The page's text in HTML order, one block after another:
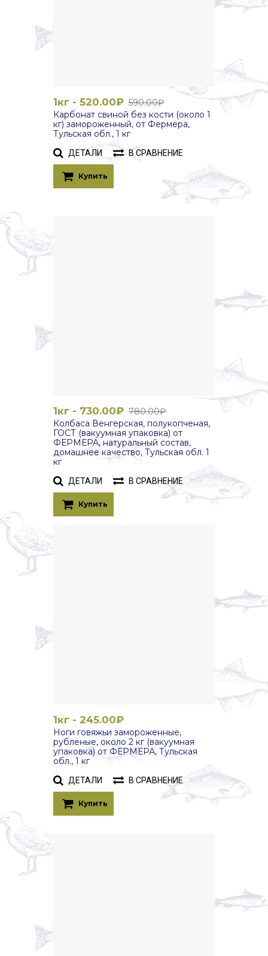
1кг - 520.00₽ 590.00₽
Карбонат свиной без кости (около 1
кг) замороженный, от Фермера,
Тульская обл., 1 кг
ДЕТАЛИ В СРАВНЕНИЕ
Купить
1кг - 730.00₽ 780.00₽
Колбаса Венгерская, полукопченая,
ГОСТ (вакуумная упаковка) от
ФЕРМЕРА, натуральный состав,
домашнее качество, Тульская обл. 1
кг
ДЕТАЛИ В СРАВНЕНИЕ
Купить
1кг - 245.00₽
Ноги говяжьи замороженные,
рубленые, около 2 кг (вакуумная
упаковка) от ФЕРМЕРА, Тульская
обл., 1 кг
ДЕТАЛИ В СРАВНЕНИЕ
Купить